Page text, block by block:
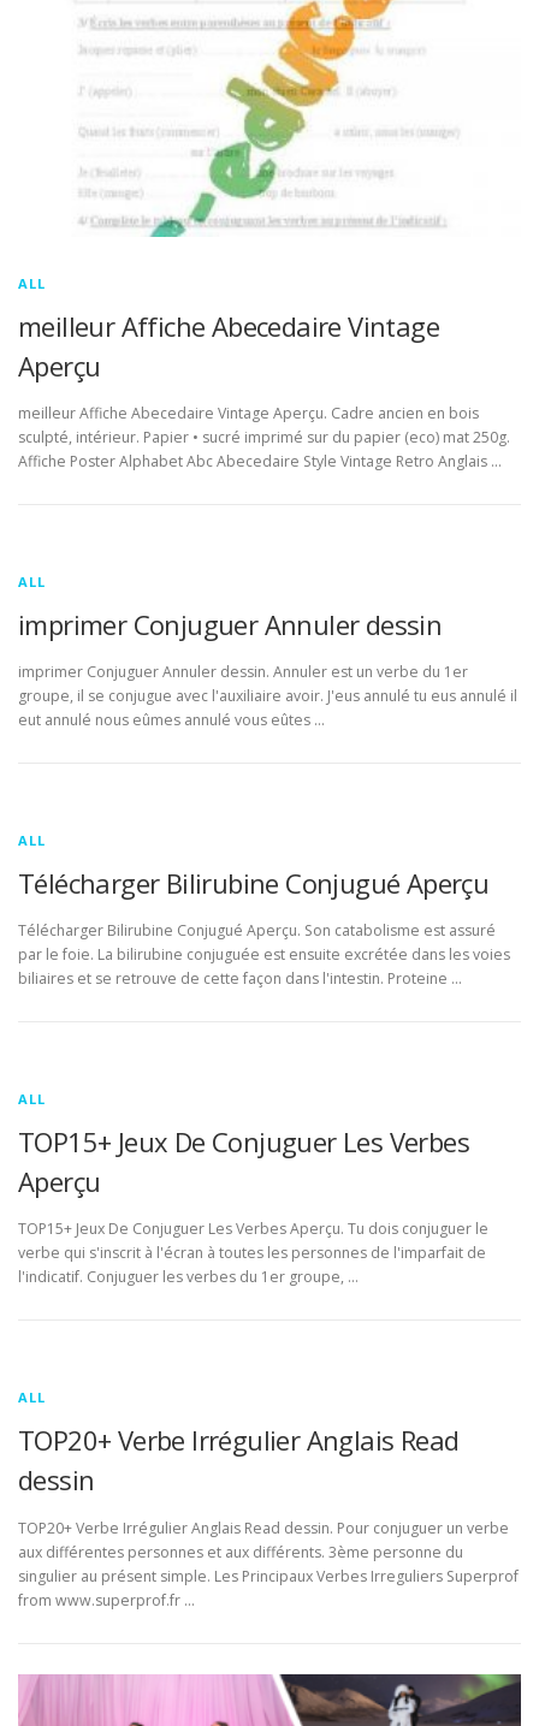
ALL
meilleur Affiche Abecedaire Vintage
Aperçu
meilleur Affiche Abecedaire Vintage Aperçu. Cadre ancien en bois
sculpté, intérieur. Papier • sucré imprimé sur du papier (eco) mat 250g.
Affiche Poster Alphabet Abc Abecedaire Style Vintage Retro Anglais …
ALL
imprimer Conjuguer Annuler dessin
imprimer Conjuguer Annuler dessin. Annuler est un verbe du 1er
groupe, il se conjugue avec l'auxiliaire avoir. J'eus annulé tu eus annulé il
eut annulé nous eûmes annulé vous eûtes …
ALL
Télécharger Bilirubine Conjugué Aperçu
Télécharger Bilirubine Conjugué Aperçu. Son catabolisme est assuré
par le foie. La bilirubine conjuguée est ensuite excrétée dans les voies
biliaires et se retrouve de cette façon dans l'intestin. Proteine …
ALL
TOP15+ Jeux De Conjuguer Les Verbes
Aperçu
TOP15+ Jeux De Conjuguer Les Verbes Aperçu. Tu dois conjuguer le
verbe qui s'inscrit à l'écran à toutes les personnes de l'imparfait de
l'indicatif. Conjuguer les verbes du 1er groupe, …
ALL
TOP20+ Verbe Irrégulier Anglais Read
dessin
TOP20+ Verbe Irrégulier Anglais Read dessin. Pour conjuguer un verbe
aux différentes personnes et aux différents. 3ème personne du
singulier au présent simple. Les Principaux Verbes Irreguliers Superprof
from www.superprof.fr …